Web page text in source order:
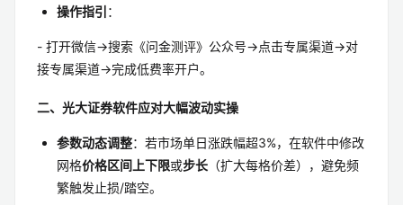
操作指引 ：
- 打开微信→搜索《问金测评》公众号→点击专属渠道→对
接专属渠道→完成低费率开户。
二、光大证券软件应对大幅波动实操
参数动态调整：若市场单日涨跌幅超3%，在软件中修改
网格价格区间上下限或步长 （扩大每格价差），避免频
繁触发止损/踏空。